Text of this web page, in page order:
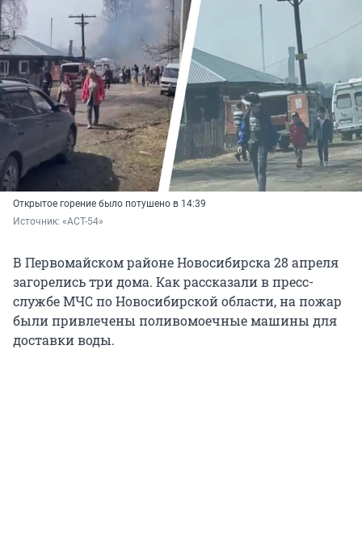
Открытое горение было потушено в 14:39
Источник: «АСТ-54»
В Первомайском районе Новосибирска 28 апреля
загорелись три дома. Как рассказали в пресс-
службе МЧС по Новосибирской области, на пожар
были привлечены поливомоечные машины для
доставки воды.